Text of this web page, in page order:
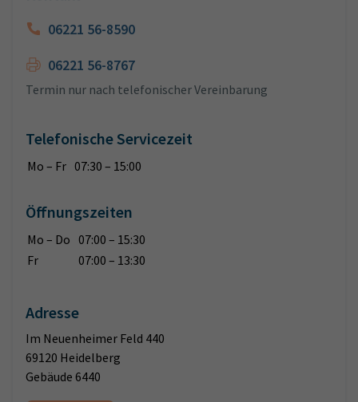
06221 56-8590
06221 56-8767
Termin nur nach telefonischer Vereinbarung
Telefonische Servicezeit
Mo – Fr 07:30 – 15:00
Öffnungszeiten
Mo – Do 07:00 – 15:30
Fr
07:00 – 13:30
Adresse
Im Neuenheimer Feld 440
69120 Heidelberg
Gebäude 6440